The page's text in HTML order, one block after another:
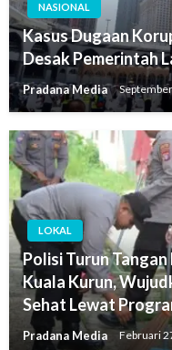
NASIONAL
Kasus Dugaan
Desak Pemerintah
Pradana Media
LOKAL
Polisi Turun
Kuala Kurun,
Sehat Lewat
Pradana Media Februari